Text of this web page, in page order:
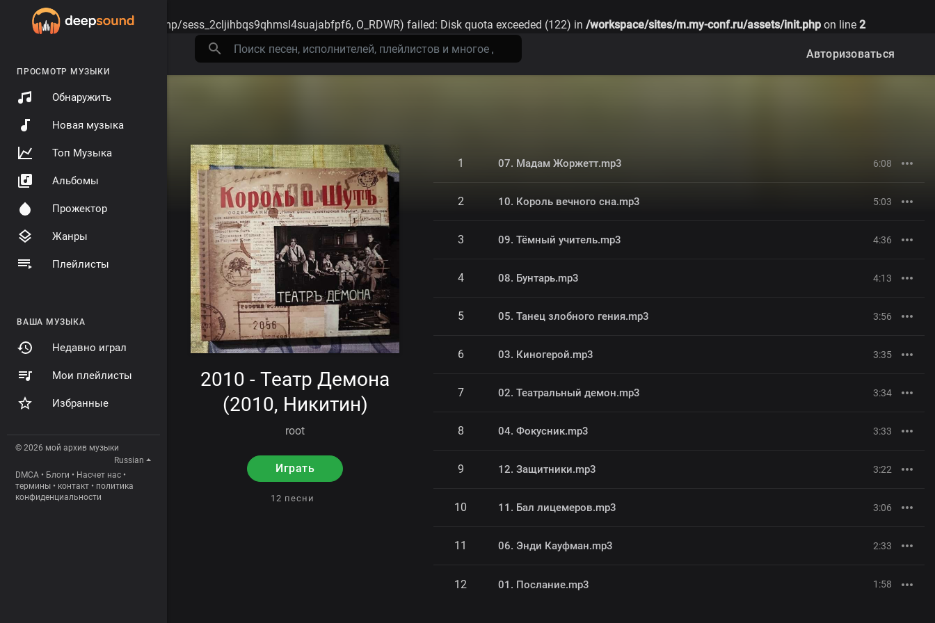
Warning: session_start(): open(/tmp/sess_2cljihbqs9qhmsl4suajabfpf6, O_RDWR) failed: Disk quota exceeded (122) in /workspace/sites/m.my-conf.ru/assets/init.php on line 2
ПРОСМОТР МУЗЫКИ
Обнаружить
Новая музыка
Топ Музыка
Альбомы
Прожектор
Жанры
Плейлисты
ВАША МУЗЫКА
Недавно играл
Мои плейлисты
Избранные
© 2026 мой архив музыки
Russian
DMCA • Блоги • Насчет нас •
термины • контакт • политика
конфиденциальности
Авторизоваться
2010 - Театр Демона
(2010, Никитин)
root
Играть
12 песни
1 07. Мадам Жоржетт.mp3 6:08
2 10. Король вечного сна.mp3 5:03
3 09. Тёмный учитель.mp3 4:36
4 08. Бунтарь.mp3 4:13
5 05. Танец злобного гения.mp3 3:56
6 03. Киногерой.mp3 3:35
7 02. Театральный демон.mp3 3:34
8 04. Фокусник.mp3 3:33
9 12. Защитники.mp3 3:22
10 11. Бал лицемеров.mp3 3:06
11 06. Энди Кауфман.mp3 2:33
12 01. Послание.mp3 1:58